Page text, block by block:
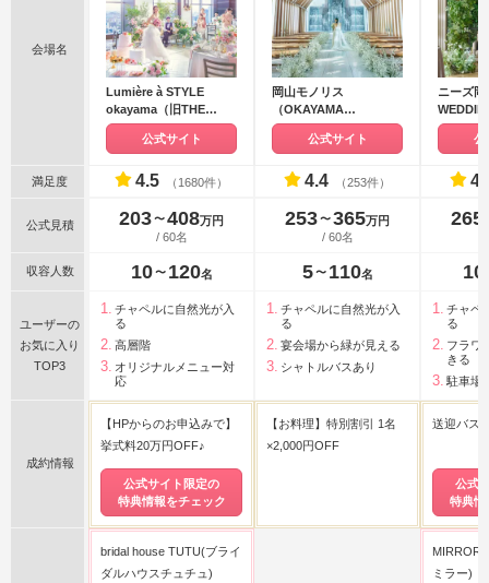
会場名
Lumière à STYLE
okayama（旧THE
STYLE）
公式サイト
岡山モノリス
（OKAYAMA
MONOLITH）
公式サイト
ニーズ
リール迎
公
満足度 4.5 （1680件） 4.4 （253件）
公式見積 203〜408万円
/ 60名
253〜365万円
/ 60名
265
収容人数 10 〜 120名 5 〜 110名 10
ユーザーの
お気に入り
TOP3
チャペルに自然光が入
る
高層階
オリジナルメニュー対
応
チャペルに自然光が入
る
宴会場から緑が見える
シャトルバスあり
チャペ
る
フラワ
きる
駐車場
成約情報
【HPからのお申込みで】
挙式料20万円OFF♪
公式サイト限定の
特典情報をチェック
【お料理】特別割引 1名
×2,000円OFF
送迎バス
公式
特典情
bridal house TUTU(ブライ
ダルハウスチュチュ)
MIRROR
ミラー)